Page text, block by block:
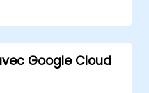
Google Cloud